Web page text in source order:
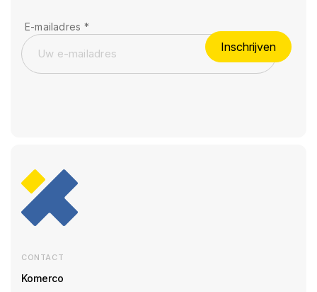
E-mailadres *
Inschrijven
CONTACT
Komerco